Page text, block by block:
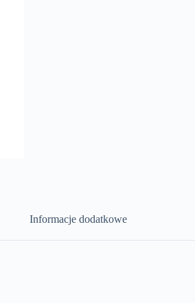
Informacje dodatkowe